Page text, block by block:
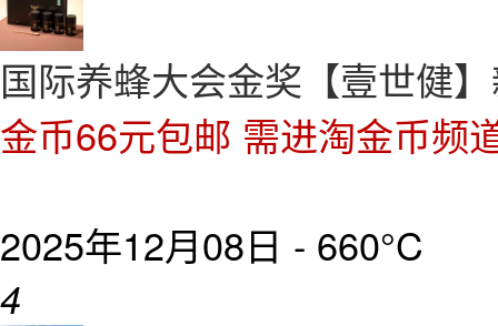
国际养蜂大会金奖【壹世健
金币66元包邮 需进淘金币频
2025年12月08日 - 660°C
4